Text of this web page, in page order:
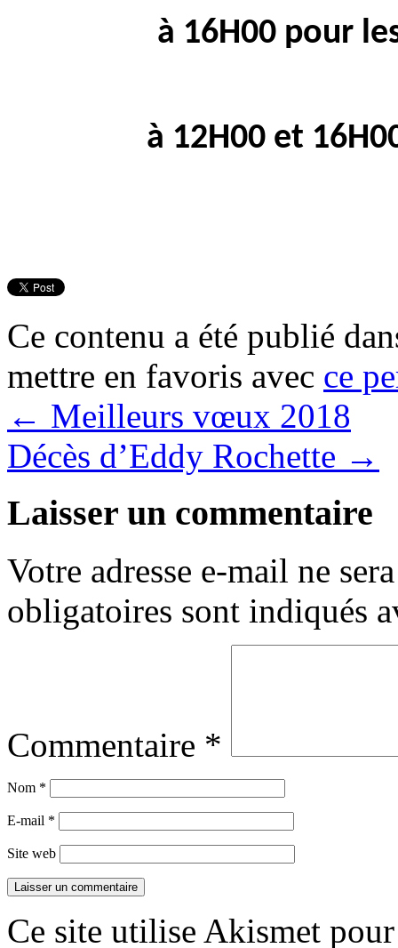
à 16H00 pour
à 12H00 et
Ce contenu a été publié
mettre en favoris avec ce
← Meilleurs vœux 2018
Décès d’Eddy Rochette →
Laisser un commentaire
Votre adresse e-mail ne
obligatoires sont indiqués
Commentaire *
Nom *
E-mail *
Site web
Ce site utilise Akismet